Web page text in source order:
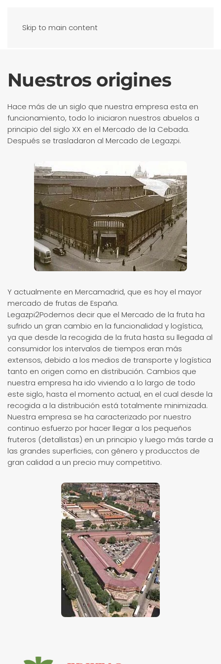
Skip to main content
Nuestros origines
Hace más de un siglo que nuestra empresa esta en
funcionamiento, todo lo iniciaron nuestros abuelos a
principio del siglo XX en el Mercado de la Cebada.
Después se trasladaron al Mercado de Legazpi.
Y actualmente en Mercamadrid, que es hoy el mayor
mercado de frutas de España.
Legazpi2Podemos decir que el Mercado de la fruta ha
sufrido un gran cambio en la funcionalidad y logística,
ya que desde la recogida de la fruta hasta su llegada al
consumidor los intervalos de tiempos eran más
extensos, debido a los medios de transporte y logística
tanto en origen como en distribución. Cambios que
nuestra empresa ha ido viviendo a lo largo de todo
este siglo, hasta el momento actual, en el cual desde la
recogida a la distribución está totalmente minimizada.
Nuestra empresa se ha caracterizado por nuestro
continuo esfuerzo por hacer llegar a los pequeños
fruteros (detallistas) en un principio y luego más tarde a
las grandes superficies, con género y producctos de
gran calidad a un precio muy competitivo.